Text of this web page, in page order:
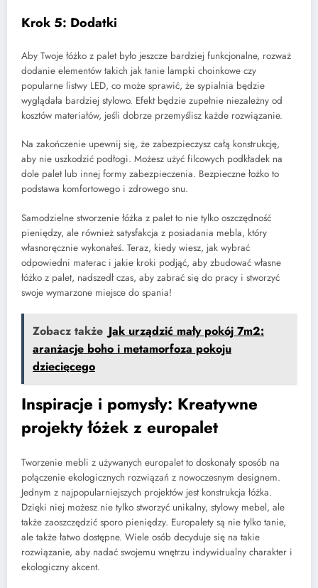
Krok 5: Dodatki
Aby Twoje łóżko z palet było jeszcze bardziej funkcjonalne, rozważ
dodanie elementów takich jak tanie lampki choinkowe czy
popularne listwy LED, co może sprawić, że sypialnia będzie
wyglądała bardziej stylowo. Efekt będzie zupełnie niezależny od
kosztów materiałów, jeśli dobrze przemyślisz każde rozwiązanie.
Na zakończenie upewnij się, że zabezpieczysz całą konstrukcję,
aby nie uszkodzić podłogi. Możesz użyć filcowych podkładek na
dole palet lub innej formy zabezpieczenia. Bezpieczne łożko to
podstawa komfortowego i zdrowego snu.
Samodzielne stworzenie łóżka z palet to nie tylko oszczędność
pieniędzy, ale również satysfakcja z posiadania mebla, który
własnoręcznie wykonałeś. Teraz, kiedy wiesz, jak wybrać
odpowiedni materac i jakie kroki podjąć, aby zbudować własne
łóżko z palet, nadszedł czas, aby zabrać się do pracy i stworzyć
swoje wymarzone miejsce do spania!
Zobacz także Jak urządzić mały pokój 7m2:
aranżacje boho i metamorfoza pokoju
dziecięcego
Inspiracje i pomysły: Kreatywne
projekty łóżek z europalet
Tworzenie mebli z używanych europalet to doskonały sposób na
połączenie ekologicznych rozwiązań z nowoczesnym designem.
Jednym z najpopularniejszych projektów jest konstrukcja łóżka.
Dzięki niej możesz nie tylko stworzyć unikalny, stylowy mebel, ale
także zaoszczędzić sporo pieniędzy. Europalety są nie tylko tanie,
ale także łatwo dostępne. Wiele osób decyduje się na takie
rozwiązanie, aby nadać swojemu wnętrzu indywidualny charakter i
ekologiczny akcent.